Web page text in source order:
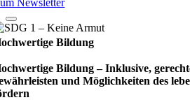
Newsletter
Bildung
Bildung – Inklusive,
und Möglichkeiten des